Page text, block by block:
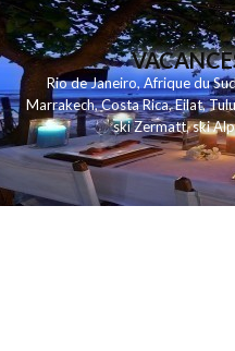
Rio de Janeiro,Afrique du
Marrakech,Costa Rica,Eilat,
ski Zermatt,ski